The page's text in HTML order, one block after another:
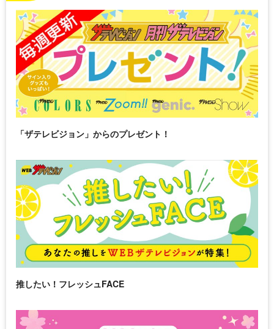
「ザテレビジョン」からのプレゼント！
推したい！フレッシュFACE